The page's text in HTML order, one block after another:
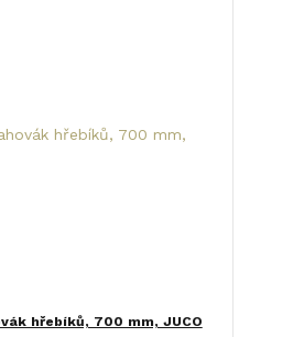
hřebíků, 700 mm, JUCO